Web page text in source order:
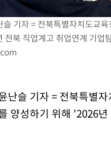
청 "태풍 지나며 폭염 잠시
기자 = 전북특별자치도교
북 직업계고 취업연계 기업
난슬 기자 = 전북특별
양성하기 위해 '2026